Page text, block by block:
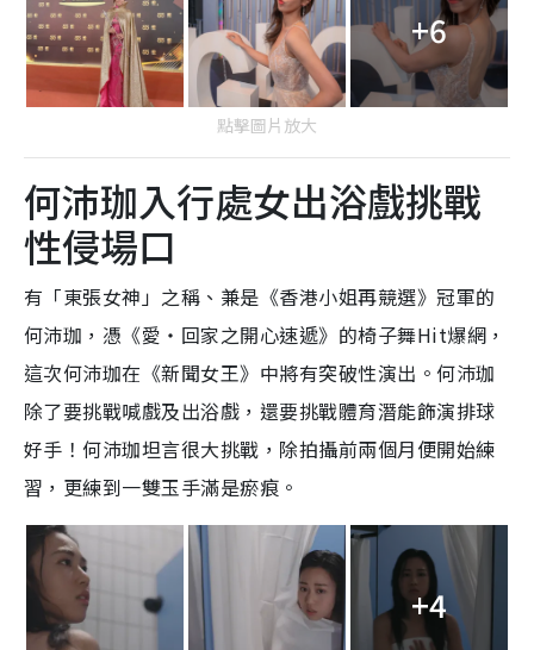
+6
點擊圖片放大
何沛珈入行處女出浴戲挑戰
性侵場口
有「東張女神」之稱、兼是《香港小姐再競選》冠軍的
何沛珈，憑《愛‧回家之開心速遞》的椅子舞Hit爆網，
這次何沛珈在《新聞女王》中將有突破性演出。何沛珈
除了要挑戰喊戲及出浴戲，還要挑戰體育潛能飾演排球
好手！何沛珈坦言很大挑戰，除拍攝前兩個月便開始練
習，更練到一雙玉手滿是瘀痕。
+4